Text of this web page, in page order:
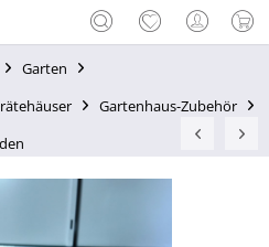
Garten
Gartenhaus-Zubehör